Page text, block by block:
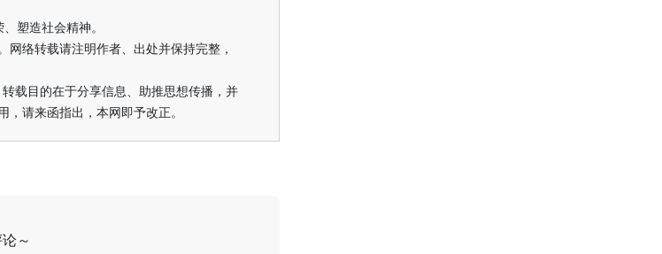
塑造社会精神。
络转载请注明作者、出处并保持完整，
载目的在于分享信息、助推思想传播，并
请来函指出，本网即予改正。
～